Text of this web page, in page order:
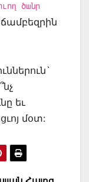
ծանր
ճամբեզրին
եւ
մօտ: